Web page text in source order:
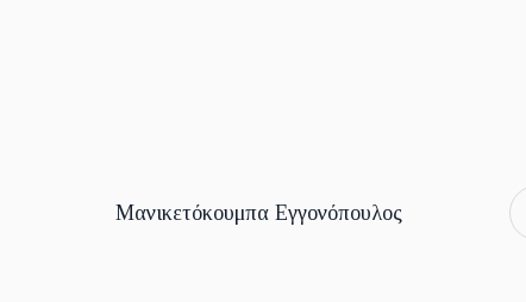
Μανικετόκουμπα Εγγονόπουλος